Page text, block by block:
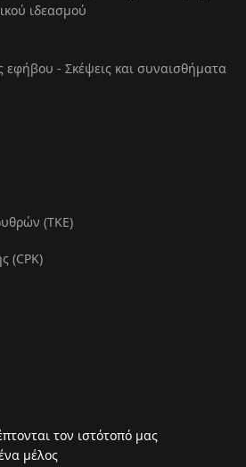
ιδεασμού
εφήβου - Σκέψεις και συναισθήματα
(ΤΚΕ)
(CPK)
τον ιστότοπό μας
μέλος